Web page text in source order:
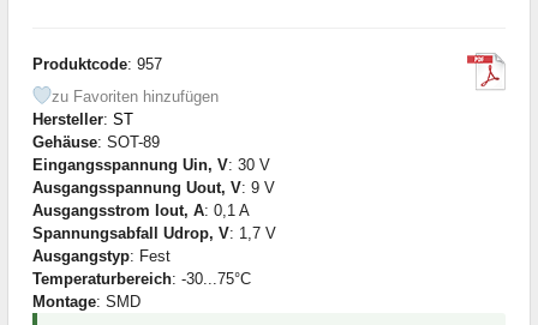
Produktcode: 957
zu Favoriten hinzufügen
Hersteller: ST
Gehäuse: SOT-89
Eingangsspannung Uin, V: 30 V
Ausgangsspannung Uout, V: 9 V
Ausgangsstrom Iout, A: 0,1 A
Spannungsabfall Udrop, V: 1,7 V
Ausgangstyp: Fest
Temperaturbereich: -30...75°C
Montage: SMD